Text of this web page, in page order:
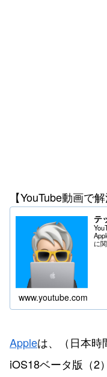
【YouTube動画で
テ
に
www.youtube.com
Appleは、（日本時
iOS18ベータ版（2